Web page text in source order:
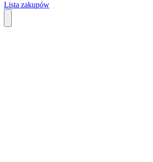
Lista zakupów